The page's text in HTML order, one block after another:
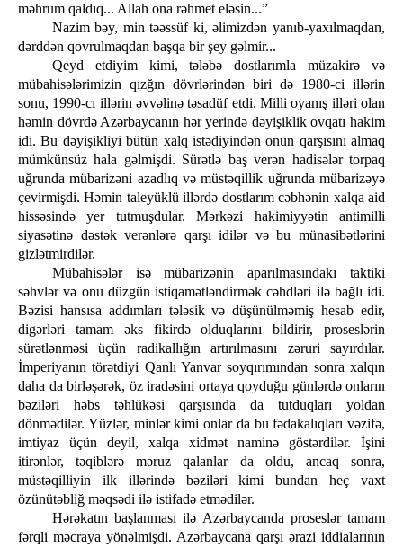
məhrum qaldıq... Allah ona rəhmet eləsin...”
Nazim bəy, min təəssüf ki, əlimizdən yanıb-yaxılmaqdan,
dərddən qovrulmaqdan başqa bir şey gəlmir...
Qeyd etdiyim kimi, tələbə dostlarımla müzakirə və
mübahisələrimizin qızğın dövrlərindən biri də 1980-ci illərin
sonu, 1990-cı illərin əvvəlinə təsadüf etdi. Milli oyanış illəri olan
həmin dövrdə Azərbaycanın hər yerində dəyişiklik ovqatı hakim
idi. Bu dəyişikliyi bütün xalq istədiyindən onun qarşısını almaq
mümkünsüz hala gəlmişdi. Sürətlə baş verən hadisələr torpaq
uğrunda mübarizəni azadlıq və müstəqillik uğrunda mübarizəyə
çevirmişdi. Həmin taleyüklü illərdə dostlarım cəbhənin xalqa aid
hissəsində yer tutmuşdular. Mərkəzi hakimiyyətin antimilli
siyasətinə dəstək verənlərə qarşı idilər və bu münasibətlərini
gizlətmirdilər.
Mübahisələr isə mübarizənin aparılmasındakı taktiki
səhvlər və onu düzgün istiqamətləndirmək cəhdləri ilə bağlı idi.
Bəzisi hansısa addımları tələsik və düşünülməmiş hesab edir,
digərləri tamam əks fikirdə olduqlarını bildirir, proseslərin
sürətlənməsi üçün radikallığın artırılmasını zəruri sayırdılar.
İmperiyanın törətdiyi Qanlı Yanvar soyqırımından sonra xalqın
daha da birləşərək, öz iradəsini ortaya qoyduğu günlərdə onların
bəziləri həbs təhlükəsi qarşısında da tutduqları yoldan
dönmədilər. Yüzlər, minlər kimi onlar da bu fədakalıqları vəzifə,
imtiyaz üçün deyil, xalqa xidmət naminə göstərdilər. İşini
itirənlər, təqiblərə məruz qalanlar da oldu, ancaq sonra,
müstəqilliyin ilk illərində bəziləri kimi bundan heç vaxt
özünütəbliğ məqsədi ilə istifadə etmədilər.
Hərəkatın başlanması ilə Azərbaycanda proseslər tamam
fərqli məcraya yönəlmişdi. Azərbaycana qarşı ərazi iddialarının